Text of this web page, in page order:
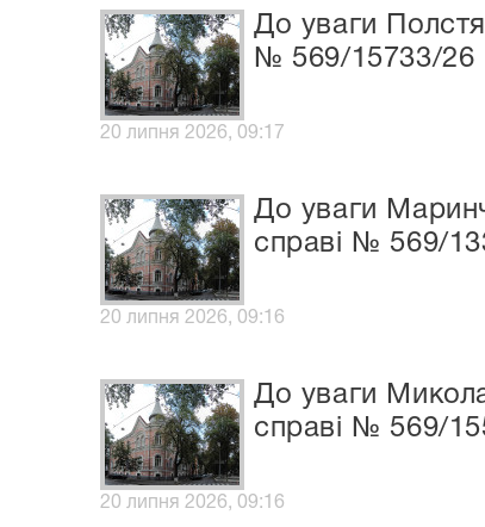
До уваги
№ 569/15733/26
20 липня 2026, 09:17
До уваги
справі № 569/
20 липня 2026, 09:16
До уваги
справі № 569/
20 липня 2026, 09:16